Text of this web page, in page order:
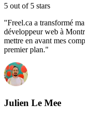
5 out of 5 stars
"Freel.ca a transformé
développeur web à
mettre en avant mes
premier plan."
Julien Le Mee